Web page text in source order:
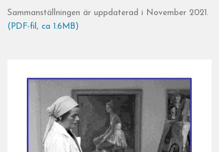
Sammanställningen är uppdaterad i November 2021.
(PDF-fil, ca 1.6MB)